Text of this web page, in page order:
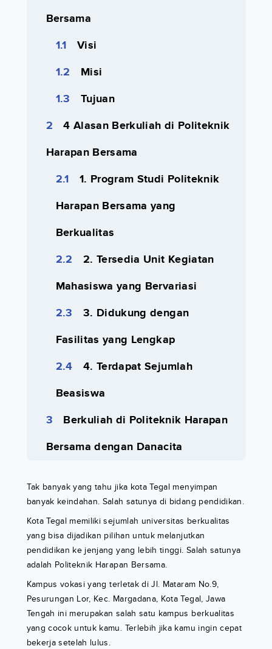
Bersama
Visi
Misi
Tujuan
4 Alasan Berkuliah di Politeknik
Harapan Bersama
1. Program Studi Politeknik
Harapan Bersama yang
Berkualitas
2. Tersedia Unit Kegiatan
Mahasiswa yang Bervariasi
3. Didukung dengan
Fasilitas yang Lengkap
4. Terdapat Sejumlah
Beasiswa
Berkuliah di Politeknik Harapan
Bersama dengan Danacita
Tak banyak yang tahu jika kota Tegal menyimpan
banyak keindahan. Salah satunya di bidang pendidikan.
Kota Tegal memiliki sejumlah universitas berkualitas
yang bisa dijadikan pilihan untuk melanjutkan
pendidikan ke jenjang yang lebih tinggi. Salah satunya
adalah Politeknik Harapan Bersama.
Kampus vokasi yang terletak di Jl. Mataram No.9,
Pesurungan Lor, Kec. Margadana, Kota Tegal, Jawa
Tengah ini merupakan salah satu kampus berkualitas
yang cocok untuk kamu. Terlebih jika kamu ingin cepat
bekerja setelah lulus.